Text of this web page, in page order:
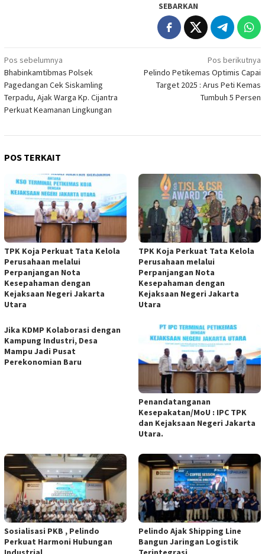
SEBARKAN
Navigasi
pos
Pos sebelumnya
Bhabinkamtibmas Polsek
Pagedangan Cek Siskamling
Terpadu, Ajak Warga Kp. Cijantra
Perkuat Keamanan Lingkungan
Pos berikutnya
Pelindo Petikemas Optimis Capai
Target 2025 : Arus Peti Kemas
Tumbuh 5 Persen
POS TERKAIT
TPK Koja Perkuat Tata Kelola
Perusahaan melalui
Perpanjangan Nota
Kesepahaman dengan
Kejaksaan Negeri Jakarta
Utara ‎
TPK Koja Perkuat Tata Kelola
Perusahaan melalui
Perpanjangan Nota
Kesepahaman dengan
Kejaksaan Negeri Jakarta
Utara ‎
Jika KDMP Kolaborasi dengan
Kampung Industri, Desa
Mampu Jadi Pusat
Perekonomian Baru
‎Penandatanganan
Kesepakatan/MoU : IPC TPK
dan Kejaksaan Negeri Jakarta
Utara.
Sosialisasi PKB , Pelindo
Perkuat Harmoni Hubungan
‎Pelindo Ajak Shipping Line
Bangun Jaringan Logistik